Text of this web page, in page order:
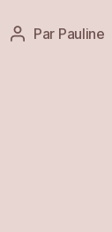
Auteur
Par Pauline